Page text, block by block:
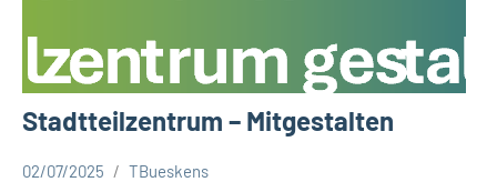
Stadtteilzentrum – Mitgestalten
02/07/2025 TBueskens